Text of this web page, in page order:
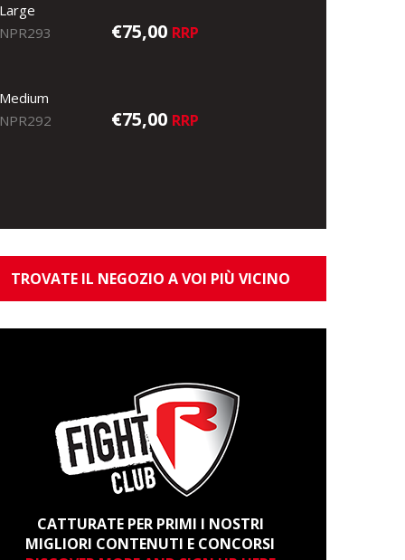
Large
NPR293
€75,00 RRP
Medium
NPR292
€75,00 RRP
TROVATE IL NEGOZIO A VOI PIÙ VICINO
CATTURATE PER PRIMI I NOSTRI
MIGLIORI CONTENUTI E CONCORSI